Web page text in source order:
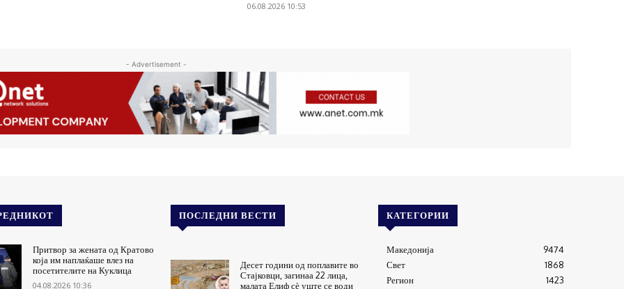
06.08.2026 10:53
- Advertisement -
Притвор за жената од Кратово
која им наплаќаше влез на
посетителите на Куклица
04.08.2026 10:36
ПОСЛЕДНИ ВЕСТИ
Десет години од поплавите во
Стајковци, загинаа 22 лица,
малата Елиф сѐ уште се води
КАТЕГОРИИ
Македонија
9474
Свет
1868
Регион
1423